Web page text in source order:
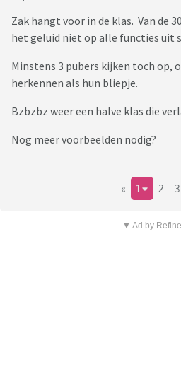
Zak hangt voor in de klas. Van de
het geluid niet op alle functies uit
Minstens 3 pubers kijken toch op,
herkennen als hun bliepje.
Bzbzbz weer een halve klas die
Nog meer voorbeelden nodig?
« 1 2 3
▼ Ad by